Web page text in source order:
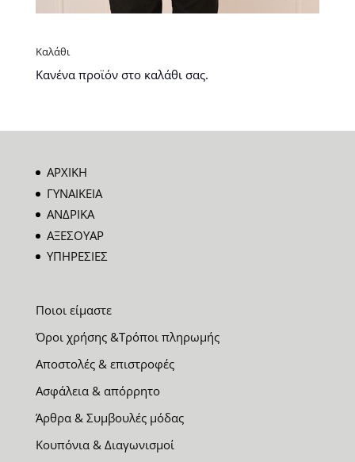
Καλάθι
Κανένα προϊόν στο καλάθι σας.
ΑΡΧΙΚΗ
ΓΥΝΑΙΚΕΙΑ
ΑΝΔΡΙΚΑ
ΑΞΕΣΟΥΑΡ
ΥΠΗΡΕΣΙΕΣ
Ποιοι είμαστε
Όροι χρήσης &Τρόποι πληρωμής
Αποστολές & επιστροφές
Ασφάλεια & απόρρητο
Άρθρα & Συμβουλές μόδας
Κουπόνια & Διαγωνισμοί